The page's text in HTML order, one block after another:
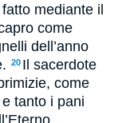
mediante il
come
dell’anno
20 Il sacerdote
come
tanto i pani